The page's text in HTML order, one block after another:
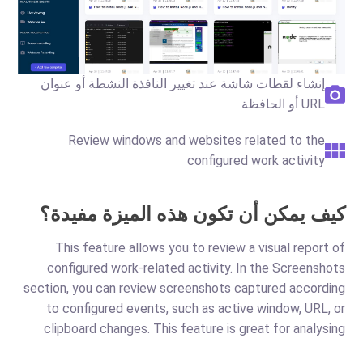
إنشاء لقطات شاشة عند تغيير النافذة النشطة أو عنوان
URL أو الحافظة
Review windows and websites related to the
configured work activity
كيف يمكن أن تكون هذه الميزة مفيدة؟
This feature allows you to review a visual report of
configured work-related activity. In the Screenshots
section, you can review screenshots captured according
to configured events, such as active window, URL, or
clipboard changes. This feature is great for analysing